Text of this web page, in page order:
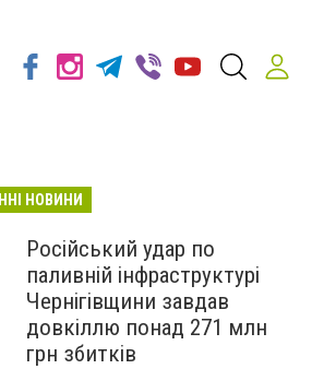
НОВИНИ
Російський удар по
паливній інфраструктурі
Чернігівщини завдав
довкіллю понад 271 млн
грн збитків